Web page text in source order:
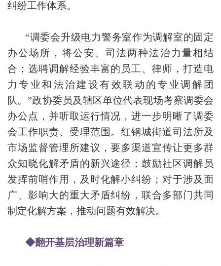
纠纷工作体系。
“调委会升级电力警务室作为调解室的固定
办公场所，将公安、司法两种法治力量相结
合；选聘调解经验丰富的员工、律师，打造电
力专业和法治建设有效联动的专业调解团
队。”政协委员及辖区单位代表现场考察调委会
办公点，并听取运行情况，进一步明晰了调委
会工作职责、受理范围。红钢城街道司法所及
市场监督管理所建议，要多渠道宣传让更多群
众知晓化解矛盾的新兴途径；鼓励社区调解员
发挥前哨作用，及时化解小纠纷；对于涉及面
广、影响大的重大矛盾纠纷，联合多部门共同
制定化解方案，推动问题有效解决。
◆翻开基层治理新篇章